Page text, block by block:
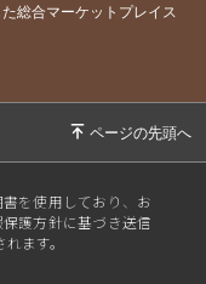
これが分かれば何
たのは、私だった
生はここまで変わ
総合マーケットプレイス
を使用しており、お
護方針に基づき送信
ます。